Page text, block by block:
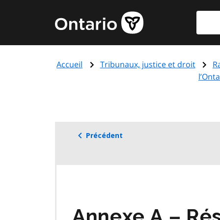
principal
Page
d'accueil
de
Accueil Tribunaux, justice et droit
Précédent